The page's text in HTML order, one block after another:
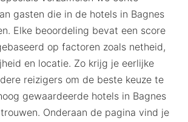
gasten die in de hotels in Bagnes
Elke beoordeling bevat een score
op factoren zoals netheid,
en locatie. Zo krijg je eerlijke
reizigers om de beste keuze te
gewaardeerde hotels in Bagnes
Onderaan de pagina vind je